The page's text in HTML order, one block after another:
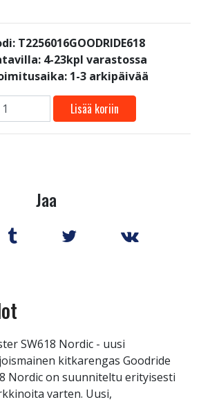
T2256016GOODRIDE618
4-23kpl varastossa
1-3 arkipäivää
Lisää koriin
Jaa
SW618 Nordic - uusi
kitkarengas Goodride
Nordic on suunniteltu erityisesti
varten. Uusi,